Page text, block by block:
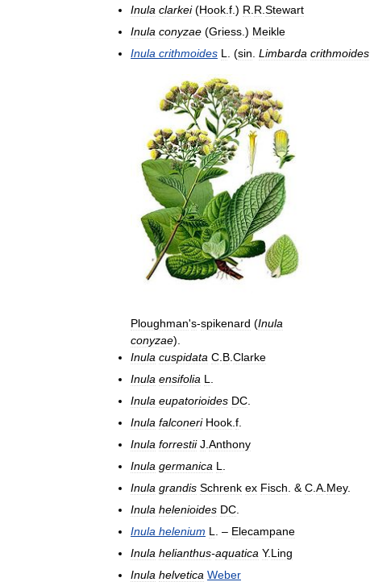
Inula clarkei(Hook f .) R R Stewart
Inula conyzae (Griess .) Meikle
Inula crithmoides L . (sin Limbarda crithmoides
Ploughman's-spikenard (Inula
conyzae).
Inula cuspidata C B Clarke
Inula ensifolia L
Inula eupatorioides DC
Inula falconeri Hook f
Inula forrestii J Anthony
Inula germanica L
Inula grandis Schrenk ex Fisch . & C A Mey.
Inula helenioides DC
Inula helenium L . – Elecampane
Inula helianthus-aquatica Y.Ling
Inula helvetica Weber